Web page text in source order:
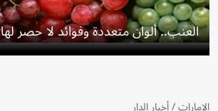
العنب.. ألوان متعددة وفوائد لا حصر لها